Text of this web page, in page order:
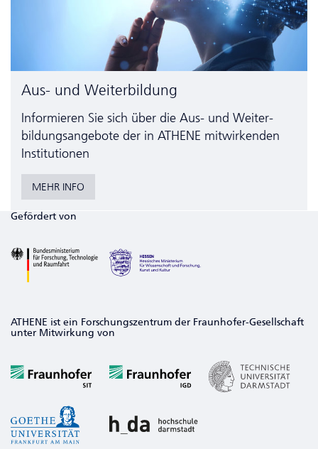
Aus- und Weiterbildung
Informieren Sie sich über die Aus- und Weiter­
bildungs­angebote der in ATHENE mitwirkenden
Institutionen
MEHR INFO
Gefördert von
ATHENE ist ein Forschungszentrum der Fraunhofer-Gesellschaft
unter Mitwirkung von